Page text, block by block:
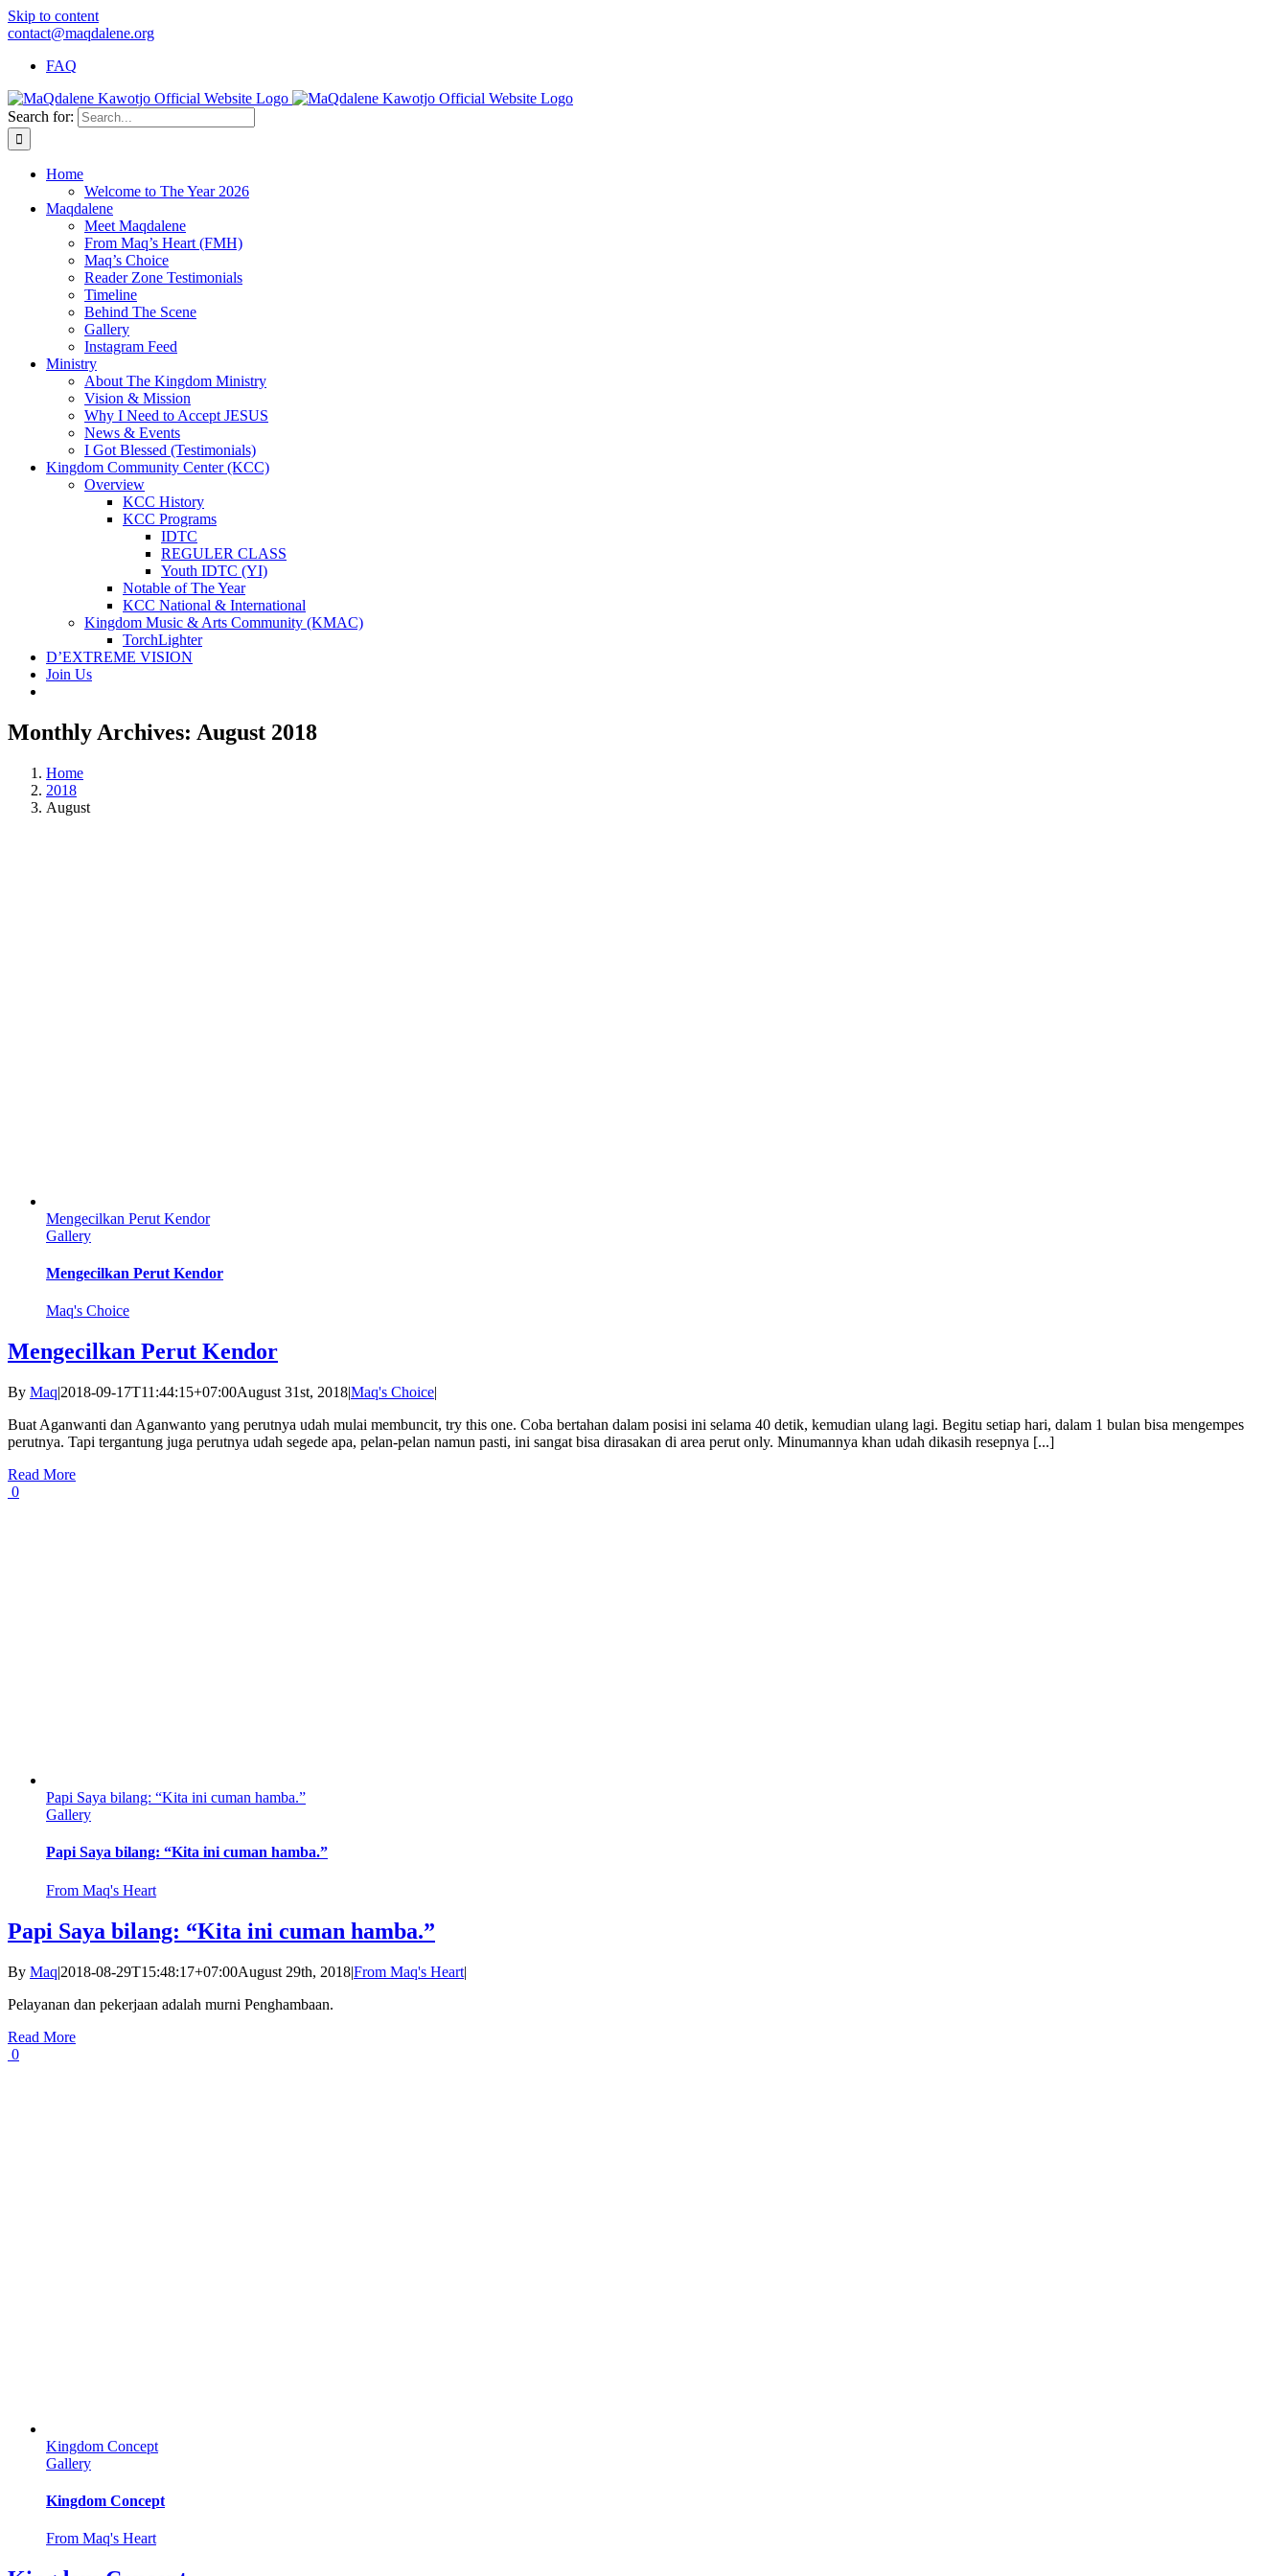
Skip to content
contact@maqdalene.org
FAQ
Search for:
Home
Welcome to The Year 2026
Maqdalene
Meet Maqdalene
From Maq’s Heart (FMH)
Maq’s Choice
Reader Zone Testimonials
Timeline
Behind The Scene
Gallery
Instagram Feed
Ministry
About The Kingdom Ministry
Vision & Mission
Why I Need to Accept JESUS
News & Events
I Got Blessed (Testimonials)
Kingdom Community Center (KCC)
Overview
KCC History
KCC Programs
IDTC
REGULER CLASS
Youth IDTC (YI)
Notable of The Year
KCC National & International
Kingdom Music & Arts Community (KMAC)
TorchLighter
D’EXTREME VISION
Join Us
Monthly Archives: August 2018
Home
2018
August
Mengecilkan Perut Kendor
Gallery
Mengecilkan Perut Kendor
Maq's Choice
Mengecilkan Perut Kendor
By Maq|2018-09-17T11:44:15+07:00August 31st, 2018|Maq's Choice|
Buat Aganwanti dan Aganwanto yang perutnya udah mulai membuncit, try this one. Coba bertahan dalam posisi ini selama 40 detik, kemudian ulang lagi. Begitu setiap hari, dalam 1 bulan bisa mengempes
perutnya. Tapi tergantung juga perutnya udah segede apa, pelan-pelan namun pasti, ini sangat bisa dirasakan di area perut only. Minumannya khan udah dikasih resepnya [...]
Read More
0
Papi Saya bilang: “Kita ini cuman hamba.”
Gallery
Papi Saya bilang: “Kita ini cuman hamba.”
From Maq's Heart
Papi Saya bilang: “Kita ini cuman hamba.”
By Maq|2018-08-29T15:48:17+07:00August 29th, 2018|From Maq's Heart|
Pelayanan dan pekerjaan adalah murni Penghambaan.
Read More
0
Kingdom Concept
Gallery
Kingdom Concept
From Maq's Heart